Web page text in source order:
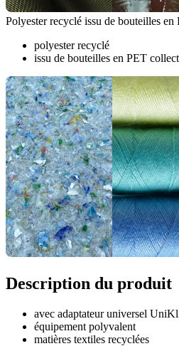
Polyester recyclé issu de bouteilles en
polyester recyclé
issu de bouteilles en PET
Description du produit
avec adaptateur universel
équipement polyvalent
matières textiles recyclées